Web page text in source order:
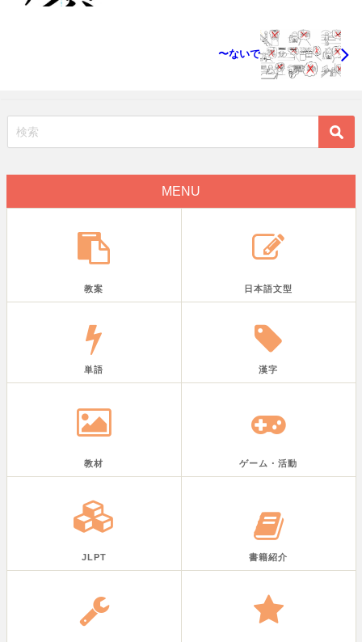
〜ないで
MENU
教案 日本語文型
単語 漢字
教材 ゲーム・活動
JLPT 書籍紹介